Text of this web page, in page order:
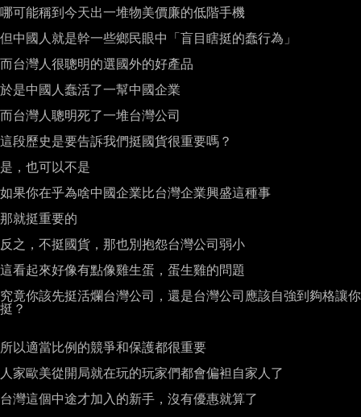
哪可能稱到今天出一堆物美價廉的低階手機
但中國人就是幹一些鄉民眼中「盲目瞎挺的蠢行為」
而台灣人很聰明的選國外的好產品
於是中國人蠢活了一幫中國企業
而台灣人聰明死了一堆台灣公司
這段歷史是要告訴我們挺國貨很重要嗎？
是，也可以不是
如果你在乎為啥中國企業比台灣企業興盛這種事
那就挺重要的
反之，不挺國貨，那也別抱怨台灣公司弱小
這看起來好像有點像雞生蛋，蛋生雞的問題
究竟你該先挺活爛台灣公司，還是台灣公司應該自強到夠格讓你
挺？
所以適當比例的競爭和保護都很重要
人家歐美從開局就在玩的玩家們都會偏袒自家人了
台灣這個中途才加入的新手，沒有優惠就算了